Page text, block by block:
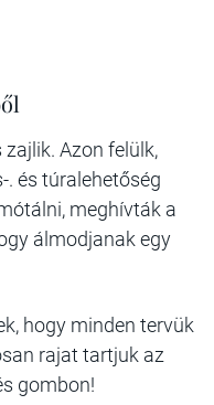
Azon felülk,
. és túralehetőség
meghívták a
álmodjanak egy
hogy minden tervük
rajat tartjuk az
gombon!